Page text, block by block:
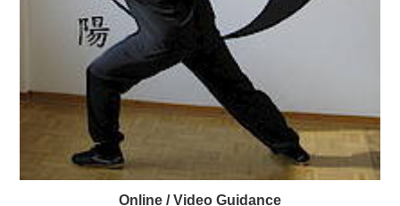
Online / Video Guidance